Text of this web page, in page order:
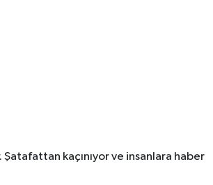
kaçınıyor ve insanlara haber